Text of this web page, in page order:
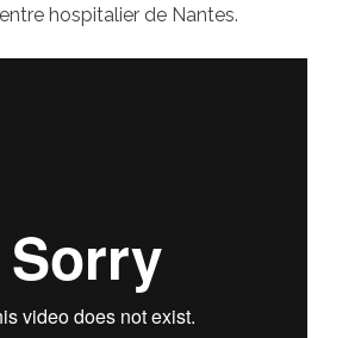
hospitalier de Nantes.